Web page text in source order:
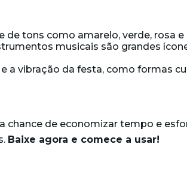
de tons como amarelo, verde, rosa e
musicais são grandes
a vibração da festa, como formas
chance de economizar tempo e
Baixe agora e comece a usar!